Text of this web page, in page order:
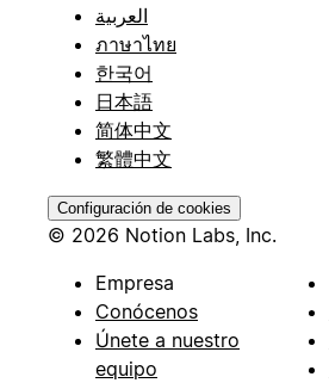
العربية
ภาษาไทย
한국어
日本語
简体中文
繁體中文
Configuración de cookies
© 2026 Notion Labs, Inc.
Empresa
Conócenos
Únete a nuestro
equipo